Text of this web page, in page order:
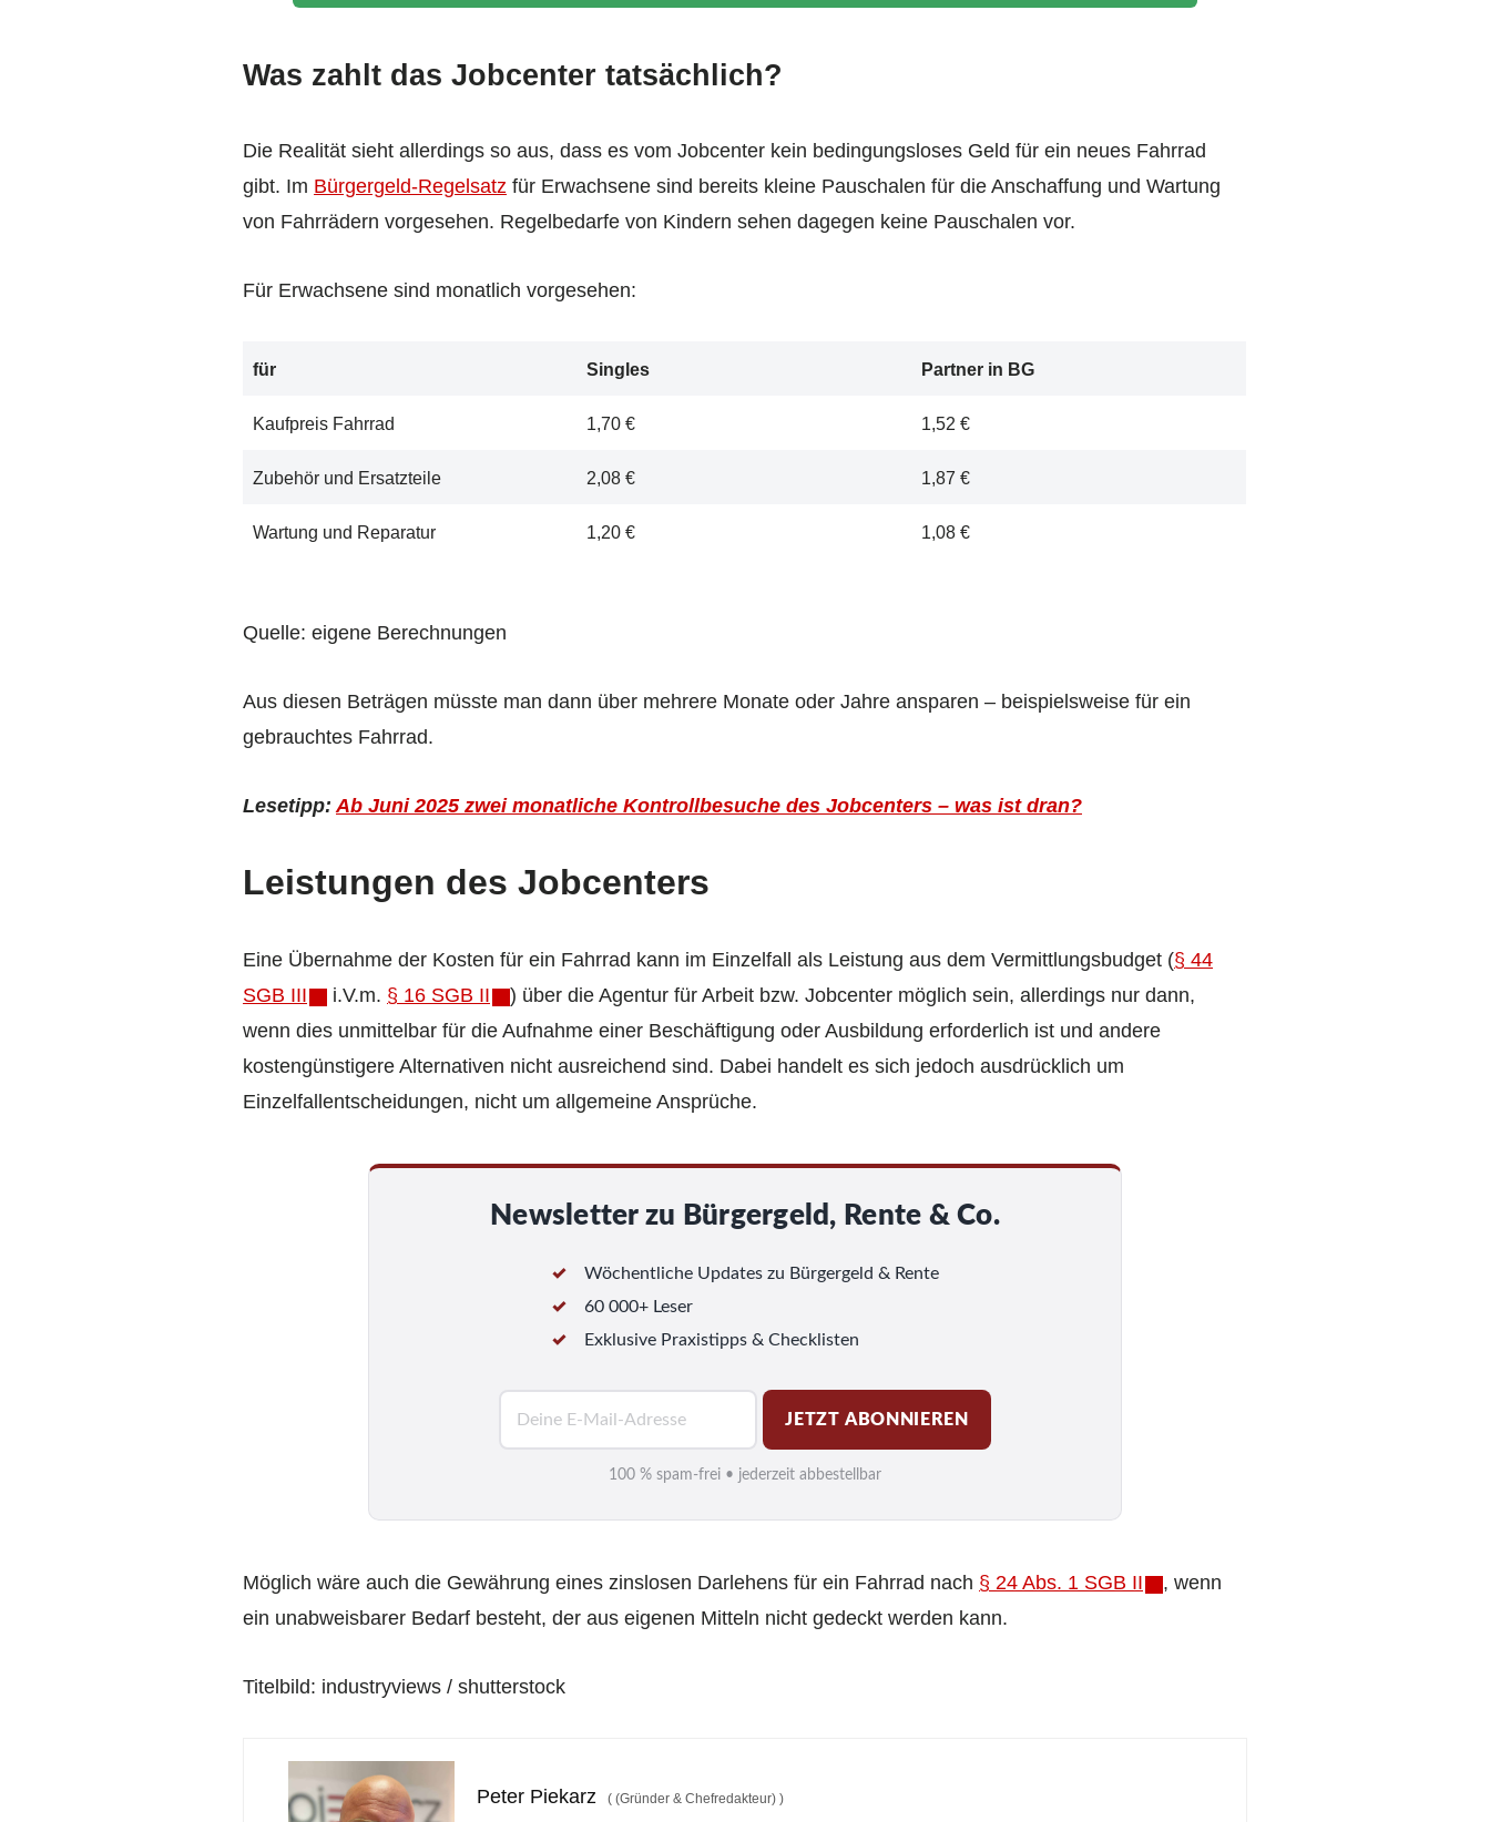
Was zahlt das Jobcenter tatsächlich?
Die Realität sieht allerdings so aus, dass es vom Jobcenter kein bedingungsloses Geld für ein neues Fahrrad
gibt. Im Bürgergeld-Regelsatz für Erwachsene sind bereits kleine Pauschalen für die Anschaffung und Wartung
von Fahrrädern vorgesehen. Regelbedarfe von Kindern sehen dagegen keine Pauschalen vor.
Für Erwachsene sind monatlich vorgesehen:
für Singles Partner in BG
Kaufpreis Fahrrad 1,70 € 1,52 €
Zubehör und Ersatzteile 2,08 € 1,87 €
Wartung und Reparatur 1,20 € 1,08 €
Quelle: eigene Berechnungen
Aus diesen Beträgen müsste man dann über mehrere Monate oder Jahre ansparen – beispielsweise für ein
gebrauchtes Fahrrad.
Lesetipp:Ab Juni 2025 zwei monatliche Kontrollbesuche des Jobcenters – was ist dran?
Leistungen des Jobcenters
Eine Übernahme der Kosten für ein Fahrrad kann im Einzelfall als Leistung aus dem Vermittlungsbudget (§ 44
SGB III
i.V.m. § 16 SGB II
) über die Agentur für Arbeit bzw. Jobcenter möglich sein, allerdings nur dann,
wenn dies unmittelbar für die Aufnahme einer Beschäftigung oder Ausbildung erforderlich ist und andere
kostengünstigere Alternativen nicht ausreichend sind. Dabei handelt es sich jedoch ausdrücklich um
Einzelfallentscheidungen, nicht um allgemeine Ansprüche.
Newsletter zu Bürgergeld, Rente & Co.
Wöchentliche Updates zu Bürgergeld & Rente
60 000+ Leser
Exklusive Praxistipps & Checklisten
i
*
JETZT ABONNIEREN
100 % spam-frei • jederzeit abbestellbar
Möglich wäre auch die Gewährung eines zinslosen Darlehens für ein Fahrrad nach § 24 Abs. 1 SGB II
, wenn
ein unabweisbarer Bedarf besteht, der aus eigenen Mitteln nicht gedeckt werden kann.
Titelbild: industryviews / shutterstock
Peter Piekarz ( (Gründer & Chefredakteur) )